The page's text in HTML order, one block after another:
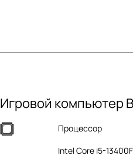
Игровой компьютер
Процессор
Intel Core i5-13400F